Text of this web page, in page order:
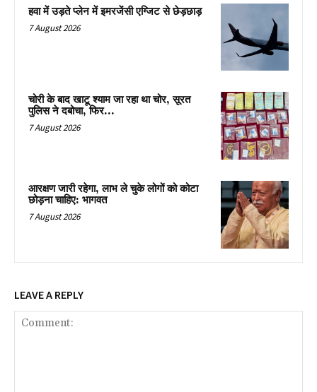
हवा में उड़ते प्लेन में इमरजेंसी एग्जिट से छेड़छाड़
7 August 2026
चोरी के बाद खाटू श्याम जा रहा था चोर, सूरत
पुलिस ने दबोचा, फिर…
7 August 2026
आरक्षण जारी रहेगा, लाभ ले चुके लोगों को कोटा
छोड़ना चाहिए: भागवत
7 August 2026
LEAVE A REPLY